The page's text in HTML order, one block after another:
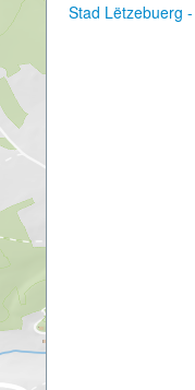
Stad Lëtzebuerg